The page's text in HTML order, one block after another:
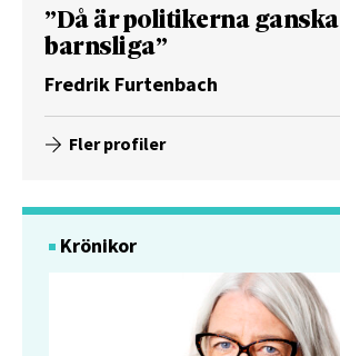
”Då är politikerna ganska
barnsliga”
Fredrik Furtenbach
Fler profiler
Krönikor